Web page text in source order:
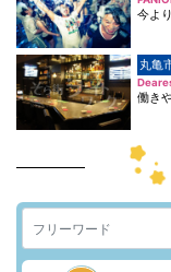
今よ
丸亀
働き